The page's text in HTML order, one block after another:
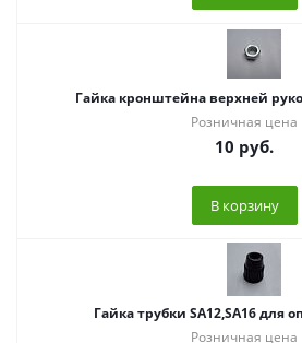
Гайка кронштейна верхней
Розничная цена
10 руб.
В корзину
Гайка трубки SA12,SA16 для
Розничная цена